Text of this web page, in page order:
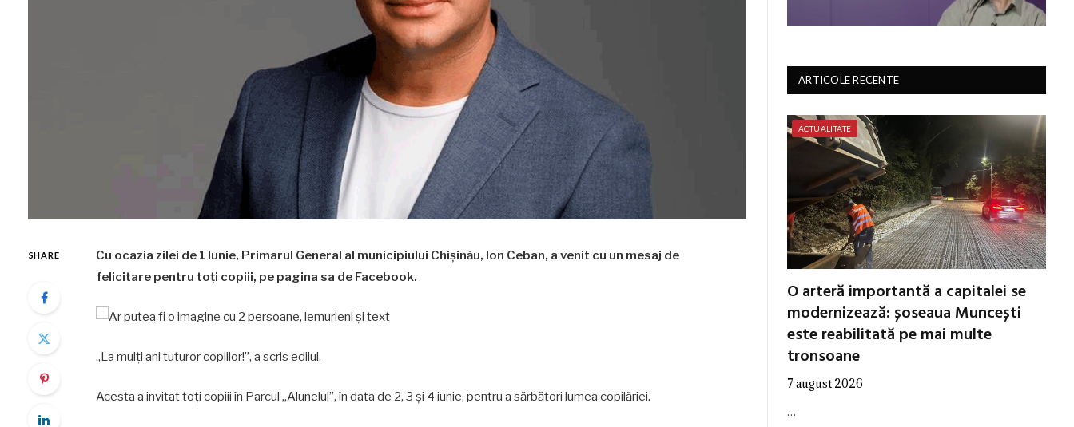
SHARE
Cu ocazia zilei de 1 Iunie, Primarul General al municipiului Chișinău, Ion Ceban, a venit cu un mesaj de
felicitare pentru toți copiii, pe pagina sa de Facebook.
„La mulți ani tuturor copiilor!”, a scris edilul.
Acesta a invitat toți copiii în Parcul „Alunelul”, în data de 2, 3 și 4 iunie, pentru a sărbători lumea copilăriei.
ARTICOLE RECENTE
ACTUALITATE
O arteră importantă a capitalei se
modernizează: șoseaua Muncești
este reabilitată pe mai multe
tronsoane
7 august 2026
…